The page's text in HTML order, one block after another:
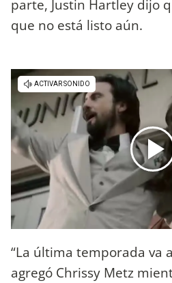
parte, Justin Hartley dijo
que no está listo aún.
“La última temporada va
agregó Chrissy Metz